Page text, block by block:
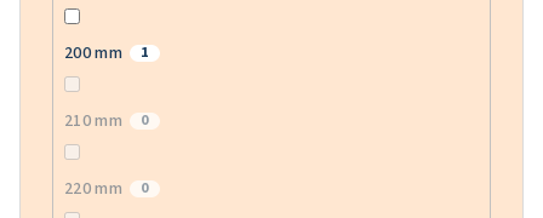
200 mm 1
210 mm 0
220 mm 0